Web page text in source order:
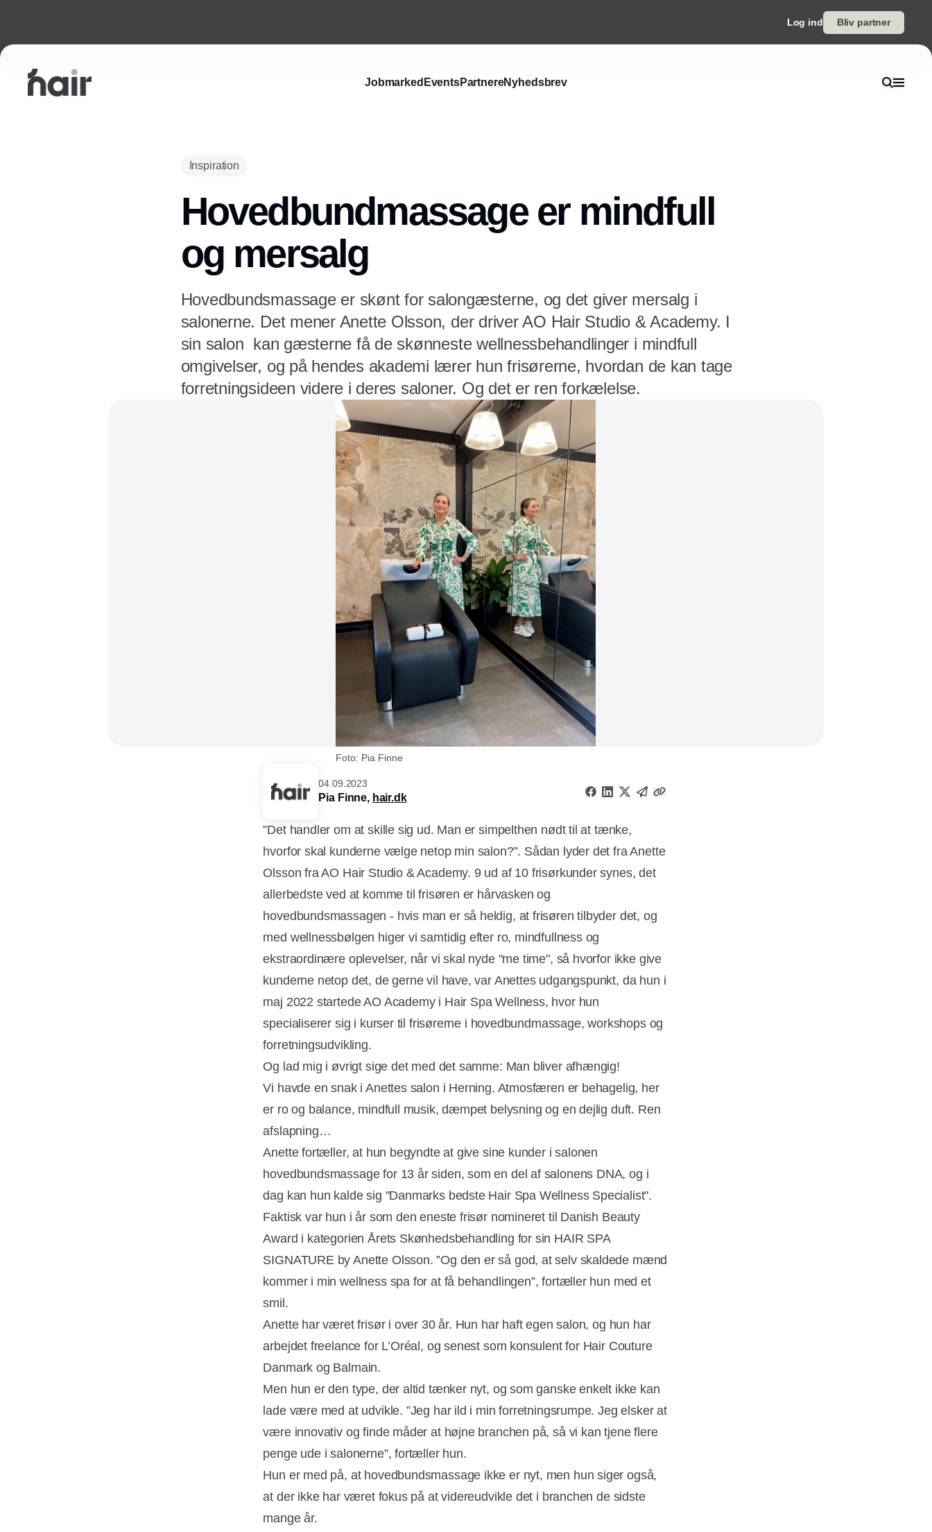
Log ind Bliv partner
Jobmarked EventsPartnereNyhedsbrev
Inspiration
Hovedbundmassage er mindfull
og mersalg
Hovedbundsmassage er skønt for salongæsterne, og det giver mersalg i
salonerne. Det mener Anette Olsson, der driver AO Hair Studio & Academy. I
sin salon kan gæsterne få de skønneste wellnessbehandlinger i mindfull
omgivelser, og på hendes akademi lærer hun frisørerne, hvordan de kan tage
forretningsideen videre i deres saloner. Og det er ren forkælelse.
Foto: Pia Finne
04.09.2023
Pia Finne, hair.dk
”Det handler om at skille sig ud. Man er simpelthen nødt til at tænke,
hvorfor skal kunderne vælge netop min salon?”. Sådan lyder det fra Anette
Olsson fra AO Hair Studio & Academy. 9 ud af 10 frisørkunder synes, det
allerbedste ved at komme til frisøren er hårvasken og
hovedbundsmassagen - hvis man er så heldig, at frisøren tilbyder det, og
med wellnessbølgen higer vi samtidig efter ro, mindfullness og
ekstraordinære oplevelser, når vi skal nyde "me time", så hvorfor ikke give
kunderne netop det, de gerne vil have, var Anettes udgangspunkt, da hun i
maj 2022 startede AO Academy i Hair Spa Wellness, hvor hun
specialiserer sig i kurser til frisørerne i hovedbundmassage, workshops og
forretningsudvikling.
Og lad mig i øvrigt sige det med det samme: Man bliver afhængig!
Vi havde en snak i Anettes salon i Herning. Atmosfæren er behagelig, her
er ro og balance, mindfull musik, dæmpet belysning og en dejlig duft. Ren
afslapning…
Anette fortæller, at hun begyndte at give sine kunder i salonen
hovedbundsmassage for 13 år siden, som en del af salonens DNA, og i
dag kan hun kalde sig "Danmarks bedste Hair Spa Wellness Specialist".
Faktisk var hun i år som den eneste frisør nomineret til Danish Beauty
Award i kategorien Årets Skønhedsbehandling for sin HAIR SPA
SIGNATURE by Anette Olsson. ”Og den er så god, at selv skaldede mænd
kommer i min wellness spa for at få behandlingen”, fortæller hun med et
smil.
Anette har været frisør i over 30 år. Hun har haft egen salon, og hun har
arbejdet freelance for L’Oréal, og senest som konsulent for Hair Couture
Danmark og Balmain.
Men hun er den type, der altid tænker nyt, og som ganske enkelt ikke kan
lade være med at udvikle. ”Jeg har ild i min forretningsrumpe. Jeg elsker at
være innovativ og finde måder at højne branchen på, så vi kan tjene flere
penge ude i salonerne”, fortæller hun.
Hun er med på, at hovedbundsmassage ikke er nyt, men hun siger også,
at der ikke har været fokus på at videreudvikle det i branchen de sidste
mange år.